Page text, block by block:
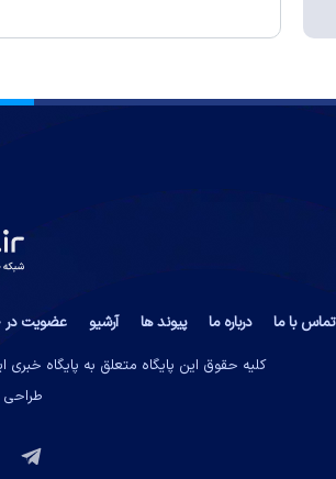
تماس با ما درباره ما پیوند ها آرشیو عضویت در
کلیه حقوق این پایگاه متعلق به پایگاه خبری
طراحی